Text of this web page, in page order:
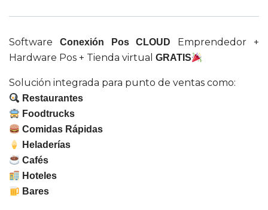
Software Conexión Pos CLOUD
Emprendedor +
Hardware Pos + Tienda virtual GRATIS
Solución integrada para punto de ventas como:
Restaurantes
Foodtrucks
Comidas Rápidas
Heladerías
Cafés
Hoteles
Bares